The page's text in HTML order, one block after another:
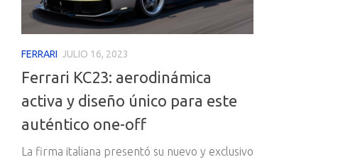
FERRARI JULIO 16, 2023
Ferrari KC23: aerodinámica
activa y diseño único para este
auténtico one-off
La firma italiana presentó su nuevo y exclusivo